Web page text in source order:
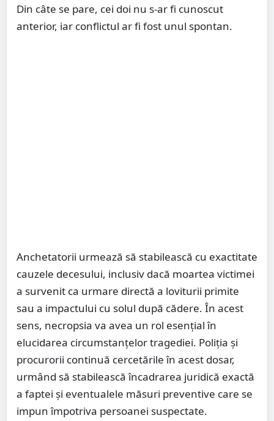
Din câte se pare, cei doi nu s-ar fi cunoscut
anterior, iar conflictul ar fi fost unul spontan.
Anchetatorii urmează să stabilească cu exactitate
cauzele decesului, inclusiv dacă moartea victimei
a survenit ca urmare directă a loviturii primite
sau a impactului cu solul după cădere. În acest
sens, necropsia va avea un rol esențial în
elucidarea circumstanțelor tragediei. Poliția și
procurorii continuă cercetările în acest dosar,
urmând să stabilească încadrarea juridică exactă
a faptei și eventualele măsuri preventive care se
impun împotriva persoanei suspectate.